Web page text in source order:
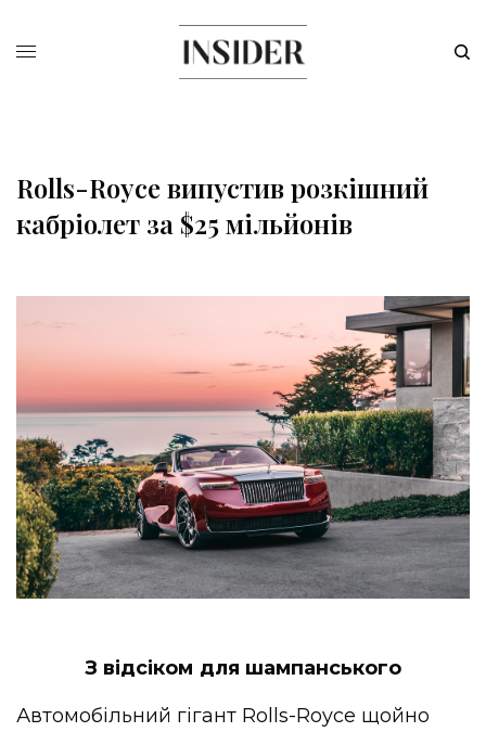
Rolls-Royce випустив розкішний
кабріолет за $25 мільйонів
З відсіком для шампанського
Автомобільний гігант Rolls-Royce щойно